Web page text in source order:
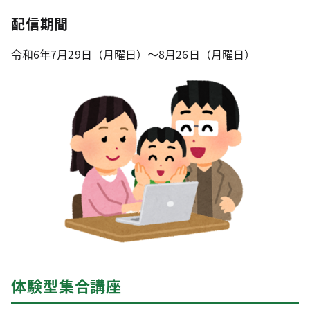
配信期間
令和6年7月29日（月曜日）～8月26日（月曜日）
体験型集合講座